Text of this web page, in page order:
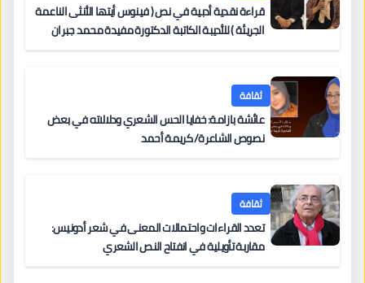
قراءة نقدية أدبية في نص ( فينوس أيتها الأنثى الناعمة
الجريئة ) للأديبة الكاتبة الدكتورة مفيدة محمد جبران
ثقافة
عائشة بازامة: خفايا الحس الشعري ودلالاته في بعض
نصوص الشاعرة/ كريمة أحمد
ثقافة
تعدد القراءات واحتمالات المعنى في شعر أدونيس:
مقاربة تأويلية في انفتاح النص الشعري